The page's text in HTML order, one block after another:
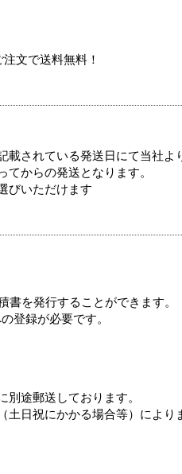
文で送料無料！
されている発送日にて当社よ
からの発送となります。
びいただけます
を発行することができます。
登録が必要です。
途郵送しております。
日祝にかかる場合等）により